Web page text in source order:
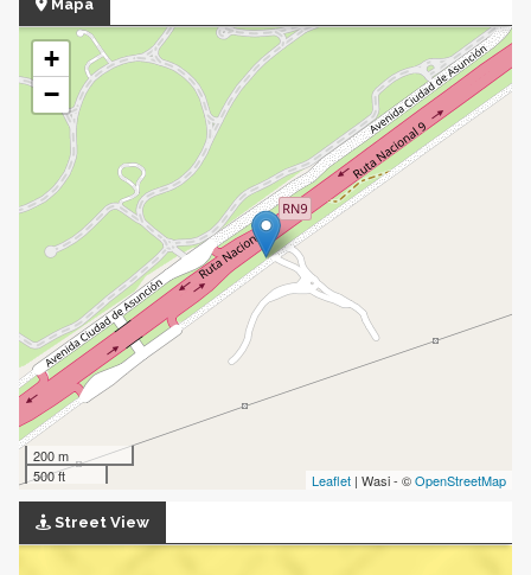
Mapa
+
−
200 m
500 ft
Leaflet | Wasi - ©OpenStreetMap
Street View